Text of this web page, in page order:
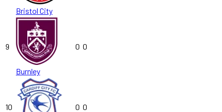
Bristol City
9
Burnley
0 0
10 0 0